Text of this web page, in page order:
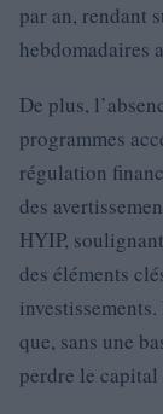
par an, rendant
hebdomadaires
De plus,
programmes
régulation
des
HYIP,
des éléments
que, sans une
perdre le